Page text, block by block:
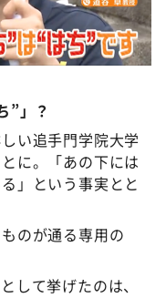
”」？
い追手門学院大学
に。「あの下には
」という事実とと
のが通る専用の
して挙げたのは、